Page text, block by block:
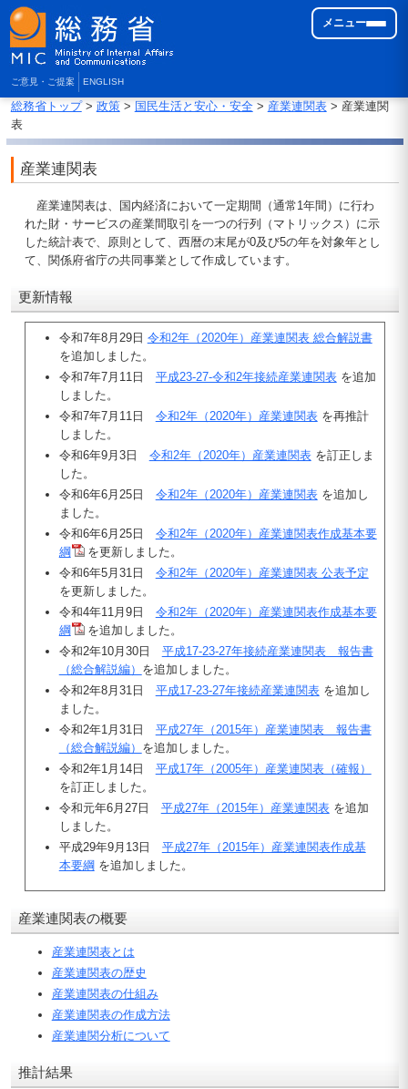
ご意見・ご提案 ENGLISH
メニュー
総務省トップ> 政策> 国民生活と安心・安全> 産業連関表> 産業連関
表
産業連関表
産業連関表は、国内経済において一定期間（通常1年間）に行わ
れた財・サービスの産業間取引を一つの行列（マトリックス）に示
した統計表で、原則として、西暦の末尾が0及び5の年を対象年とし
て、関係府省庁の共同事業として作成しています。
更新情報
令和7年8月29日 令和2年（2020年）産業連関表 総合解説書
を追加しました。
令和7年7月11日 平成23-27-令和2年接続産業連関表を追加
しました。
令和7年7月11日 令和2年（2020年）産業連関表を再推計
しました。
令和6年9月3日 令和2年（2020年）産業連関表を訂正しま
した。
令和6年6月25日 令和2年（2020年）産業連関表を追加し
ました。
令和6年6月25日 令和2年（2020年）産業連関表作成基本要
綱
を更新しました。
令和6年5月31日 令和2年（2020年）産業連関表 公表予定
を更新しました。
令和4年11月9日 令和2年（2020年）産業連関表作成基本要
綱
を追加しました。
令和2年10月30日 平成17-23-27年接続産業連関表 報告書
（総合解説編） を追加しました。
令和2年8月31日 平成17-23-27年接続産業連関表を追加し
ました。
令和2年1月31日 平成27年（2015年）産業連関表 報告書
（総合解説編） を追加しました。
令和2年1月14日 平成17年（2005年）産業連関表（確報）
を訂正しました。
令和元年6月27日 平成27年（2015年）産業連関表を追加
しました。
平成29年9月13日 平成27年（2015年）産業連関表作成基
本要綱 を追加しました。
産業連関表の概要
産業連関表とは
産業連関表の歴史
産業連関表の仕組み
産業連関表の作成方法
産業連関分析について
推計結果